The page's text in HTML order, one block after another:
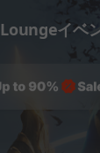
Loungeイベ